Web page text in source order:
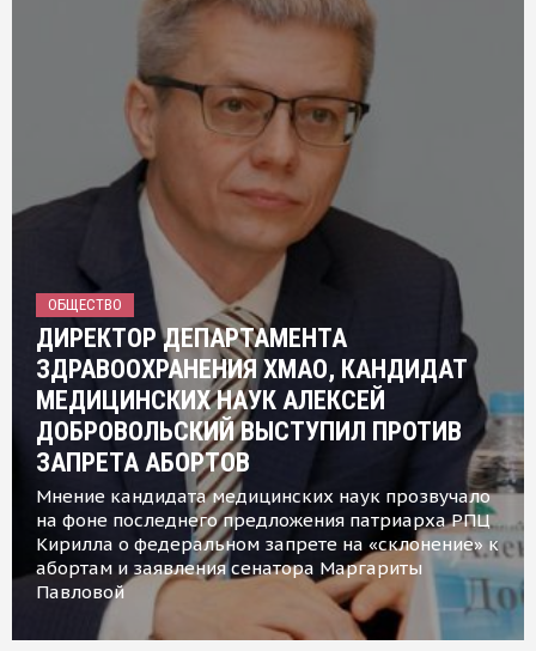
ОБЩЕСТВО
ДИРЕКТОР ДЕПАРТАМЕНТА
ЗДРАВООХРАНЕНИЯ ХМАО, КАНДИДАТ
МЕДИЦИНСКИХ НАУК АЛЕКСЕЙ
ДОБРОВОЛЬСКИЙ ВЫСТУПИЛ ПРОТИВ
ЗАПРЕТА АБОРТОВ
Мнение кандидата медицинских наук прозвучало
на фоне последнего предложения патриарха РПЦ
Кирилла о федеральном запрете на «склонение» к
абортам и заявления сенатора Маргариты
Павловой